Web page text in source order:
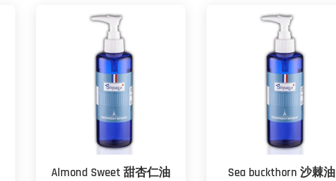
Almond Sweet 甜杏仁油
Sea buckthorn 沙棘油